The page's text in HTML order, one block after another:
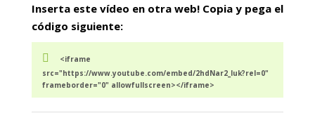
Inserta este vídeo en otra web! Copia y pega el
código siguiente:
<iframe
src="https://www.youtube.com/embed/2hdNar2_Iuk?rel=0"
frameborder="0" allowfullscreen></iframe>